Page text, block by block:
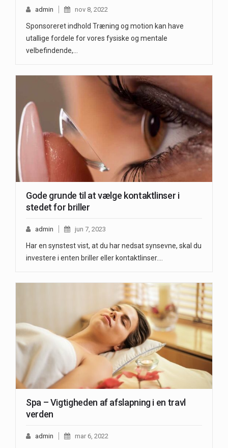
admin nov 8, 2022
Sponsoreret indhold Træning og motion kan have
utallige fordele for vores fysiske og mentale
velbefindende,…
Gode grunde til at vælge kontaktlinser i
stedet for briller
admin jun 7, 2023
Har en synstest vist, at du har nedsat synsevne, skal du
investere i enten briller eller kontaktlinser.…
Spa – Vigtigheden af afslapning i en travl
verden
admin mar 6, 2022